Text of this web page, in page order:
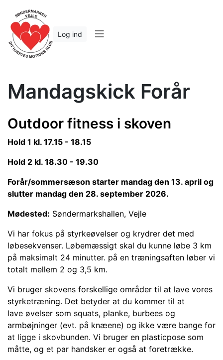
Log ind
Mandagskick Forår
Outdoor fitness i skoven
Hold 1 kl. 17.15 - 18.15
Hold 2 kl. 18.30 - 19.30
Forår/sommersæson starter mandag den 13. april og
slutter mandag den 28. september 2026.
Mødested: Søndermarkshallen, Vejle
Vi har fokus på styrkeøvelser og krydrer det med
løbesekvenser. Løbemæssigt skal du kunne løbe 3 km
på maksimalt 24 minutter. på en træningsaften løber vi
totalt mellem 2 og 3,5 km.
Vi bruger skovens forskellige områder til at lave vores
styrketræning. Det betyder at du kommer til at
lave øvelser som squats, planke, burbees og
armbøjninger (evt. på knæene) og ikke være bange for
at ligge i skovbunden. Vi bruger en plasticpose som
måtte, og et par handsker er også at foretrække.